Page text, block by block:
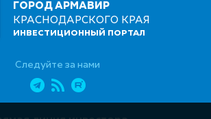
ГОРОД АРМАВИР
КРАСНОДАРСКОГО КРАЯ
ИНВЕСТИЦИОННЫЙ ПОРТАЛ
Следуйте за нами